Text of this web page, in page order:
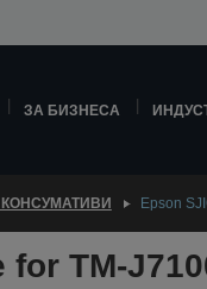
ЗА БИЗНЕСА
Epson
TM-